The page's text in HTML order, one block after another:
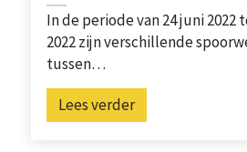
In de periode van 24 juni 2022
2022 zijn verschillende
tussen…
Lees verder